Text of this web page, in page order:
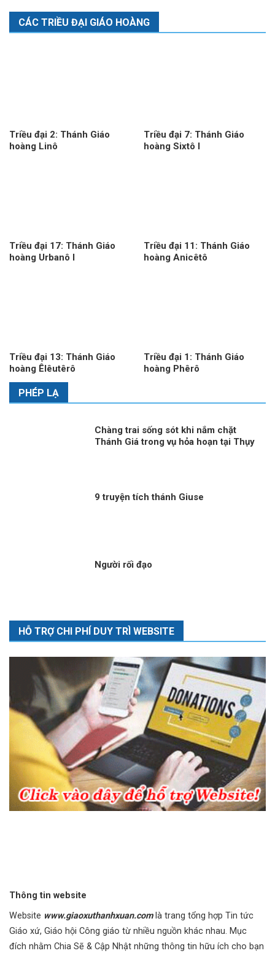
CÁC TRIỀU ĐẠI GIÁO HOÀNG
Triều đại 2: Thánh Giáo
hoàng Linô
Triều đại 7: Thánh Giáo
hoàng Sixtô I
Triều đại 17: Thánh Giáo
hoàng Urbanô I
Triều đại 11: Thánh Giáo
hoàng Anicêtô
Triều đại 13: Thánh Giáo
hoàng Êlêutêrô
Triều đại 1: Thánh Giáo
hoàng Phêrô
PHÉP LẠ
Chàng trai sống sót khi nắm chặt
Thánh Giá trong vụ hỏa hoạn tại Thụy
9 truyện tích thánh Giuse
Người rối đạo
HỖ TRỢ CHI PHÍ DUY TRÌ WEBSITE
Thông tin website
Website www.giaoxuthanhxuan.com là trang tổng hợp Tin tức
Giáo xứ, Giáo hội Công giáo từ nhiều nguồn khác nhau. Mục
đích nhằm Chia Sẽ & Cập Nhật những thông tin hữu ích cho bạn